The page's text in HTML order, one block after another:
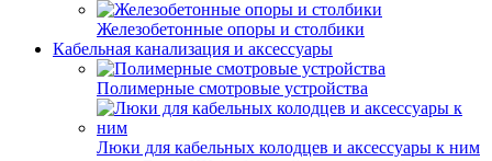
Железобетонные опоры и столбики
Кабельная канализация и аксессуары
Полимерные смотровые устройства
Люки для кабельных колодцев и аксессуары к ним